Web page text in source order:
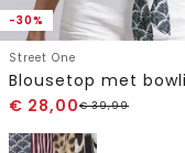
-30%
Street One
€ 28,00€39,99